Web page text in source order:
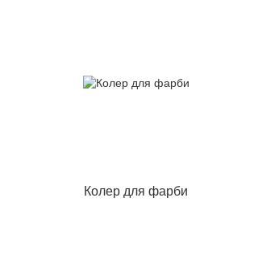
Колер для фарби